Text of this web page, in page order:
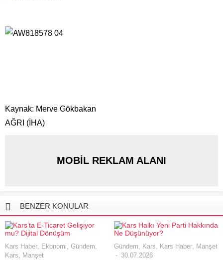
Kaynak: Merve Gökbakan
AĞRI (İHA)
MOBİL REKLAM ALANI
BENZER KONULAR
Kars Haber, Ekonomi, Gündem,
Kars, Manşet
Gündem, Kars, Kars Haber, Manşet
30.07.2026